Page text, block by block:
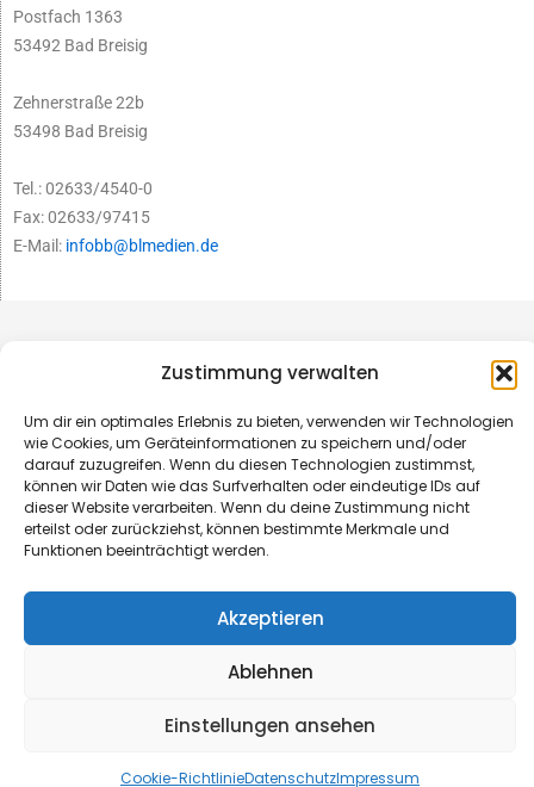
Zustimmung verwalten
Um dir ein optimales Erlebnis zu bieten, verwenden wir Technologien
wie Cookies, um Geräteinformationen zu speichern und/oder
darauf zuzugreifen. Wenn du diesen Technologien zustimmst,
können wir Daten wie das Surfverhalten oder eindeutige IDs auf
dieser Website verarbeiten. Wenn du deine Zustimmung nicht
erteilst oder zurückziehst, können bestimmte Merkmale und
Funktionen beeinträchtigt werden.
Akzeptieren
Ablehnen
Einstellungen ansehen
Cookie-RichtlinieDatenschutzImpressum
Postfach 1363
53492 Bad Breisig
Zehnerstraße 22b
53498 Bad Breisig
Tel.: 02633/4540-0
Fax: 02633/97415
E-Mail: infobb@blmedien.de
Made with ♥ by HLT GmbH & Co. KG